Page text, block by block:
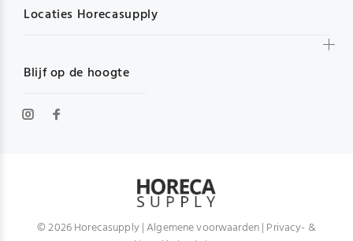
Blijf op de hoogte
Locaties Horecasupply
© 2026 Horecasupply |Algemene voorwaarden| Privacy- &